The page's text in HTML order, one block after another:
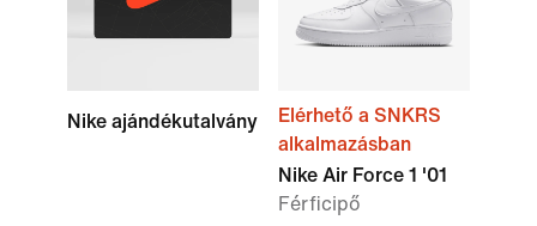
Nike ajándékutalvány
Elérhető a SNKRS
alkalmazásban
Nike Air Force 1 '01
Férficipő